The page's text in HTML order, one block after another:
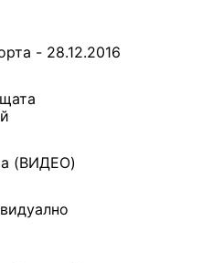
- 28.12.2016
(ВИДЕО)